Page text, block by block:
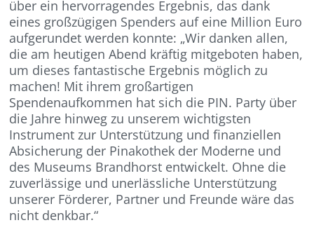
über ein hervorragendes Ergebnis, das dank
eines großzügigen Spenders auf eine Million Euro
aufgerundet werden konnte: „Wir danken allen,
die am heutigen Abend kräftig mitgeboten haben,
um dieses fantastische Ergebnis möglich zu
machen! Mit ihrem großartigen
Spendenaufkommen hat sich die PIN. Party über
die Jahre hinweg zu unserem wichtigsten
Instrument zur Unterstützung und finanziellen
Absicherung der Pinakothek der Moderne und
des Museums Brandhorst entwickelt. Ohne die
zuverlässige und unerlässliche Unterstützung
unserer Förderer, Partner und Freunde wäre das
nicht denkbar.“